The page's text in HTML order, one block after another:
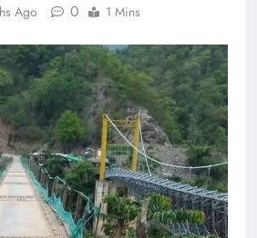
Ago 0 1 Mins